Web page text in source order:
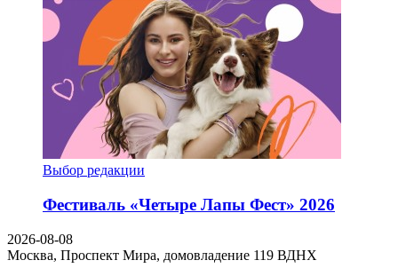
Выбор редакции
Фестиваль «Четыре Лапы Фест» 2026
2026-08-08
Москва, Проспект Мира, домовладение 119 ВДНХ